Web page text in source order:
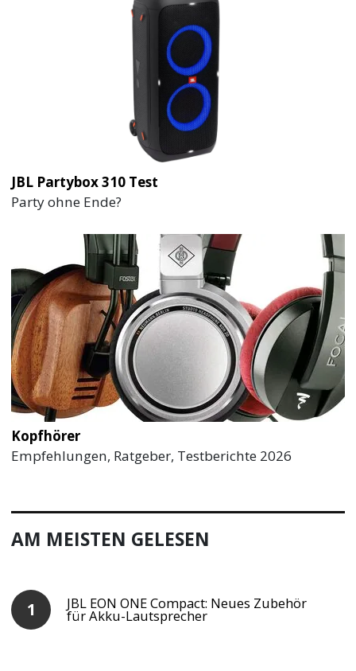
JBL Partybox 310 Test
Party ohne Ende?
Kopfhörer
Empfehlungen, Ratgeber, Testberichte 2026
AM MEISTEN GELESEN
JBL EON ONE Compact: Neues Zubehör
für Akku-Lautsprecher